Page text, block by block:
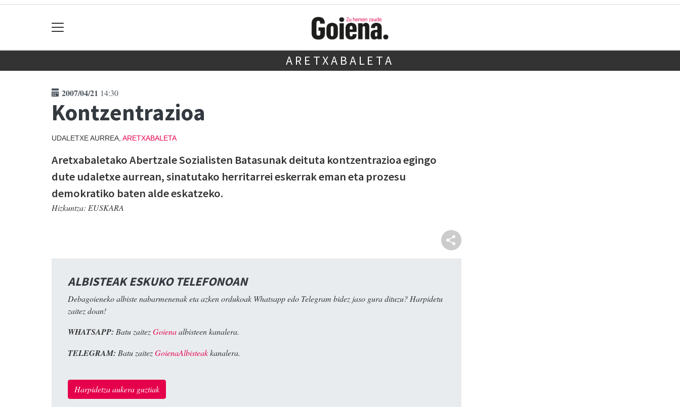
ARETXABALETA
2007/04/21 14:30
Kontzentrazioa
UDALETXE AURREA, ARETXABALETA
Aretxabaletako Abertzale Sozialisten Batasunak deituta kontzentrazioa egingo
dute udaletxe aurrean, sinatutako herritarrei eskerrak eman eta prozesu
demokratiko baten alde eskatzeko.
Hizkuntza: EUSKARA
ALBISTEAK ESKUKO TELEFONOAN
Debagoieneko albiste nabarmenenak eta azken ordukoak Whatsapp edo Telegram bidez jaso gura dituzu? Harpidetu
zaitez doan!
WHATSAPP: Batu zaitezGoienaalbisteen kanalera.
TELEGRAM: Batu zaitezGoienaAlbisteakkanalera.
Harpidetza aukera guztiak